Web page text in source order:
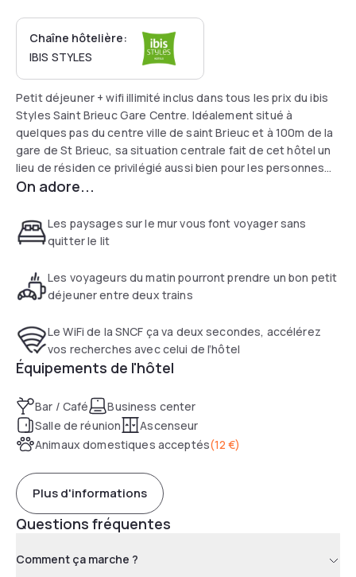
Chaîne hôtelière:
IBIS STYLES
Petit déjeuner + wifi illimité inclus dans tous les prix du ibis
Styles Saint Brieuc Gare Centre. Idéalement situé à
quelques pas du centre ville de saint Brieuc et à 100m de la
gare de St Brieuc, sa situation centrale fait de cet hôtel un
lieu de résiden ce privilégié aussi bien pour les personnes
en déplacement professionnel que pour les voyageurs qui
la côte à 5 km ou profiter des événements culturels. 42
chambres, parking privatif.
On adore...
Les paysages sur le mur vous font voyager sans
quitter le lit
Les voyageurs du matin pourront prendre un bon petit
déjeuner entre deux trains
Le WiFi de la SNCF ça va deux secondes, accélérez
vos recherches avec celui de l’hôtel
Équipements de l'hôtel
Bar / Café
Business center
Salle de réunion
Ascenseur
Animaux domestiques acceptés(12 €)
Plus d'informations
Questions fréquentes
Comment ça marche ?